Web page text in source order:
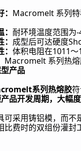
Macromelt 系列
耐环境温度范围为
成型后可达硬度
体积电阻在1011～
Macromelt 系列热
产品
系列热熔胶
产品开发周期，大幅
可采用铸铝模，而不
比费时的双组份灌封